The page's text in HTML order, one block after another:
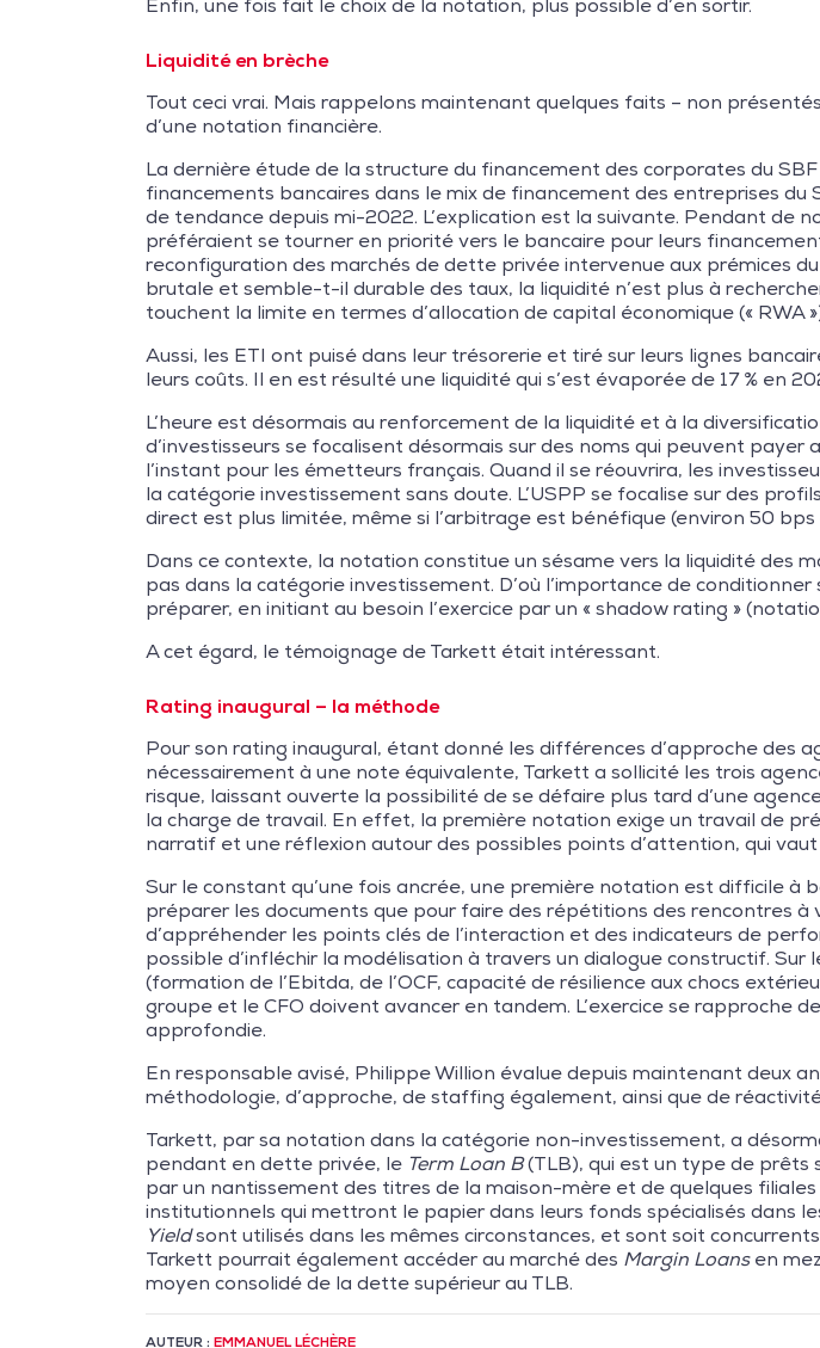
Enfin, une fois fait le choix de la notation, plus possible d’en sortir.
Liquidité en brèche
Tout ceci vrai. Mais rappelons maintenant quelques faits – non
d’une notation financière.
La dernière étude de la structure du financement des corporates du
financements bancaires dans le mix de financement des entreprises du
de tendance depuis mi-2022. L’explication est la suivante. Pendant de
préféraient se tourner en priorité vers le bancaire pour leurs
reconfiguration des marchés de dette privée intervenue aux prémices
brutale et semble-t-il durable des taux, la liquidité n’est plus à
touchent la limite en termes d’allocation de capital économique («
Aussi, les ETI ont puisé dans leur trésorerie et tiré sur leurs lignes
leurs coûts. Il en est résulté une liquidité qui s’est évaporée de 17 % en
L’heure est désormais au renforcement de la liquidité et à la
d’investisseurs se focalisent désormais sur des noms qui peuvent
l’instant pour les émetteurs français. Quand il se réouvrira, les
la catégorie investissement sans doute. L’USPP se focalise sur des
direct est plus limitée, même si l’arbitrage est bénéfique (environ 50
Dans ce contexte, la notation constitue un sésame vers la liquidité
pas dans la catégorie investissement. D’où l’importance de
préparer, en initiant au besoin l’exercice par un « shadow rating »
A cet égard, le témoignage de Tarkett était intéressant.
Rating inaugural – la méthode
Pour son rating inaugural, étant donné les différences d’approche des
nécessairement à une note équivalente, Tarkett a sollicité les trois
risque, laissant ouverte la possibilité de se défaire plus tard d’une
la charge de travail. En effet, la première notation exige un travail de
narratif et une réflexion autour des possibles points d’attention, qui
Sur le constant qu’une fois ancrée, une première notation est difficile
préparer les documents que pour faire des répétitions des rencontres
d’appréhender les points clés de l’interaction et des indicateurs de
possible d’infléchir la modélisation à travers un dialogue constructif.
(formation de l’Ebitda, de l’OCF, capacité de résilience aux chocs
groupe et le CFO doivent avancer en tandem. L’exercice se rapproche
approfondie.
En responsable avisé, Philippe Willion évalue depuis maintenant deux
méthodologie, d’approche, de staffing également, ainsi que de
Tarkett, par sa notation dans la catégorie non-investissement, a
pendant en dette privée, le Term Loan B(TLB), qui est un type de prêts
par un nantissement des titres de la maison-mère et de quelques
institutionnels qui mettront le papier dans leurs fonds spécialisés dans
Yieldsont utilisés dans les mêmes circonstances, et sont soit
Tarkett pourrait également accéder au marché des Margin Loansen
moyen consolidé de la dette supérieur au TLB.
AUTEUR : EMMANUEL LÉCHÈRE